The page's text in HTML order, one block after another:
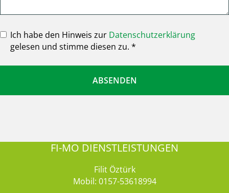
Ich habe den Hinweis zur Datenschutzerklärung
gelesen und stimme diesen zu. *
ABSENDEN
FI-MO DIENSTLEISTUNGEN
Filit Öztürk
Mobil: 0157-53618994